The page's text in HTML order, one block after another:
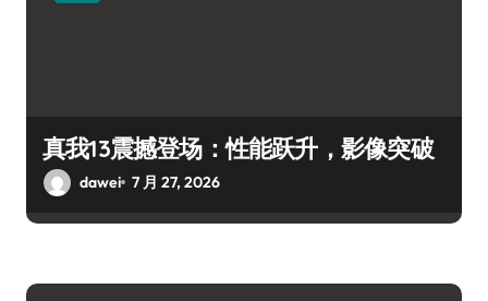
真我13震撼登场：性能跃升，影像突破
dawei 7 月 27, 2026